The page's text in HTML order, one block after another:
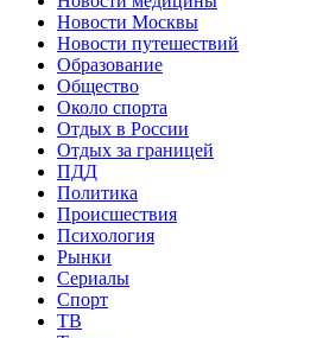
Новости Москвы
Новости путешествий
Образование
Общество
Около спорта
Отдых в России
Отдых за границей
ПДД
Политика
Происшествия
Психология
Рынки
Сериалы
Спорт
ТВ